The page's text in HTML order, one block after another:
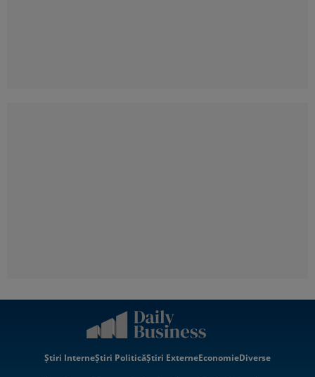
Știri InterneȘtiri PoliticăȘtiri ExterneEconomieDiverse